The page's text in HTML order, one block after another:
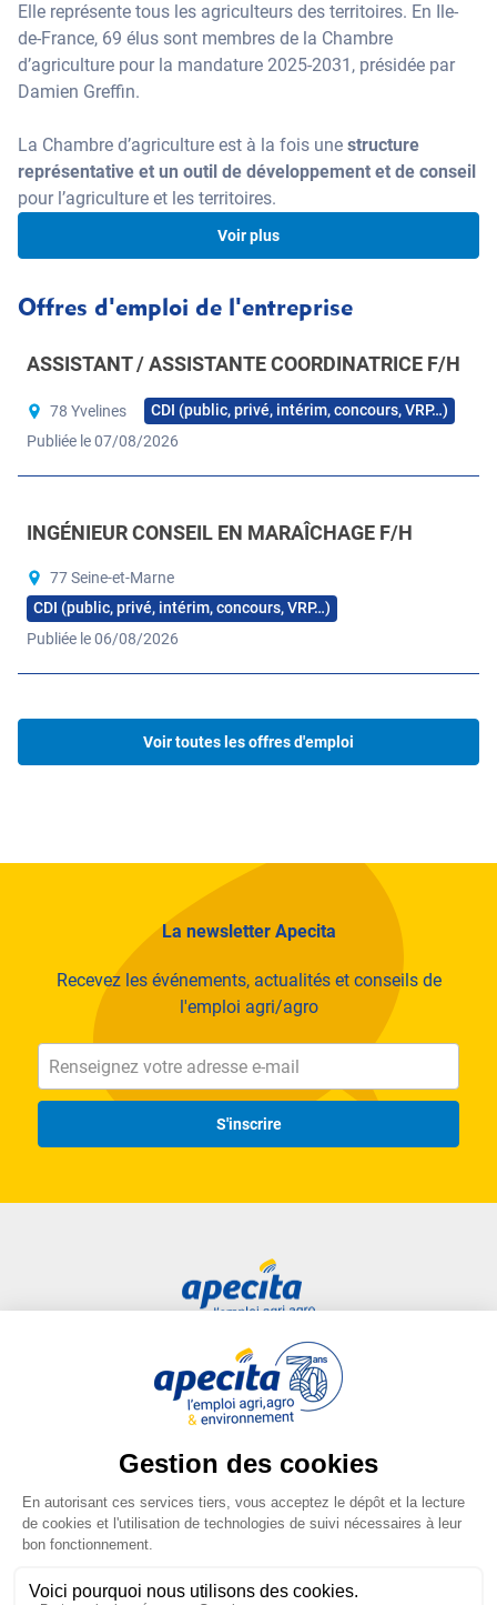
Elle représente tous les agriculteurs des territoires. En Ile-
de-France, 69 élus sont membres de la Chambre
d’agriculture pour la mandature 2025-2031, présidée par
Damien Greffin.
La Chambre d’agriculture est à la fois une structure
représentative et un outil de développement et de conseil
pour l’agriculture et les territoires.
Voir plus
Un outil au service de la profession
agricole et des territoires !
La chambre d’agriculture accompagne les agriculteurs et
les collectivités, à chaque étape des projets
130 candidats à l’installation accompagnés par an
de leur transmission par an
+ de 250 agriculteurs bio accompagnés chaque année
dans le cadre du PCTAB (Pôle de compétitivité
technique en agriculture biologique)
climatiques (MAEC), diagnostics agronomie,
certification haute valeur environnementale (HVE)…]
Notre savoir-faire et notre expérience terrain nous
permettent d’agir sur tous les champs de l’agriculture
conseiller et former les agriculteurs
mobiliser la recherche et transférer les pratiques
innovantes
accompagner le développement des projets de territoire
assurer des missions de service public
entreprises agricoles
chaque étape des projets
Savoir-faire et Expérience terrain
Intervention dans tous les domaines du secteur agricole
Offres d'emploi de l'entreprise
ASSISTANT / ASSISTANTE COORDINATRICE F/H
78 Yvelines
CDI (public, privé, intérim, concours, VRP…)
Publiée le 07/08/2026
INGÉNIEUR CONSEIL EN MARAÎCHAGE F/H
77 Seine-et-Marne
CDI (public, privé, intérim, concours, VRP…)
Publiée le 06/08/2026
Voir toutes les offres d'emploi
La newsletter Apecita
Recevez les événements, actualités et conseils de
l'emploi agri/agro
S'inscrire
Entreprise
Centre de formation
Liens utiles
Plan du site
FAQ
d'utilisation